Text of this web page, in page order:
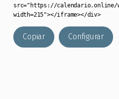
src="https://calendario.online/
width=215"></iframe></div>
Copiar Configurar